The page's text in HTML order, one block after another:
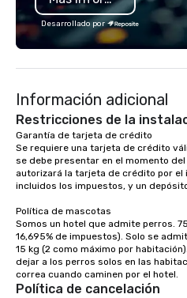
Desarrollado por
Información adicional
Restricciones de la
Garantía de tarjeta de crédito
Se requiere una tarjeta de crédito
se debe presentar en el momento
autorizará la tarjeta de crédito por
incluidos los impuestos, y un
Política de mascotas
Somos un hotel que admite perros.
16,695% de impuestos). Solo se
15 kg (2 como máximo por
dejar a los perros solos en las
Política de cancelación